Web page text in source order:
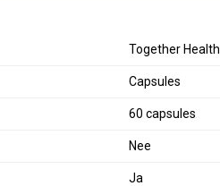
Together Health
Capsules
60 capsules
Nee
Ja